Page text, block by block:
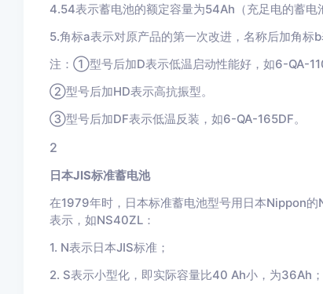
4.54表示蓄电池的额定容量为54Ah（充足电的蓄
5.角标a表示对原产品的第一次改进，名称后加角标b
注：①型号后加D表示低温启动性能好，如6-QA-
②型号后加HD表示高抗振型。
③型号后加DF表示低温反装，如6-QA-165DF。
2
日本JIS标准蓄电池
在1979年时，日本标准蓄电池型号用日本Nippon
表示，如NS40ZL：
1. N表示日本JIS标准；
2. S表示小型化，即实际容量比40 Ah小，为36Ah；